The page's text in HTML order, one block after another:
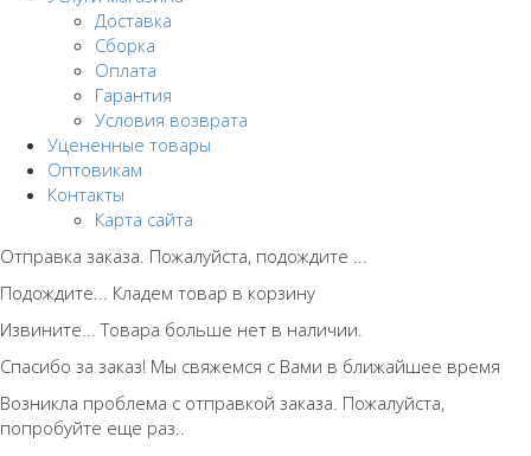
Доставка
Сборка
Оплата
Гарантия
Условия возврата
Уцененные товары
Оптовикам
Контакты
Карта сайта
Отправка заказа. Пожалуйста, подождите ...
Подождите... Кладем товар в корзину
Извините... Товара больше нет в наличии.
Спасибо за заказ! Мы свяжемся с Вами в ближайшее время
Возникла проблема с отправкой заказа. Пожалуйста,
попробуйте еще раз..